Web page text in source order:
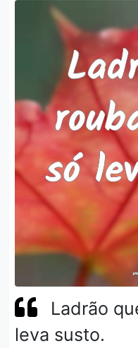
Ladrão
leva susto.